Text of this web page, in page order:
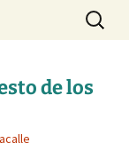
Buscar:
de los